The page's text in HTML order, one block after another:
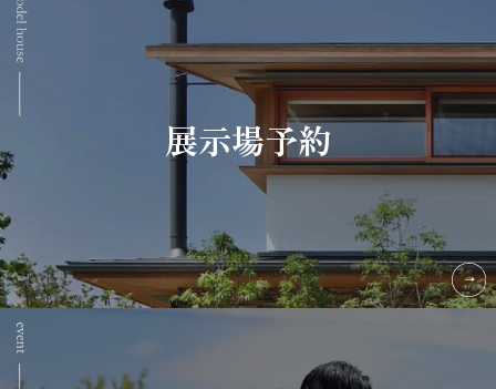
展示場予約